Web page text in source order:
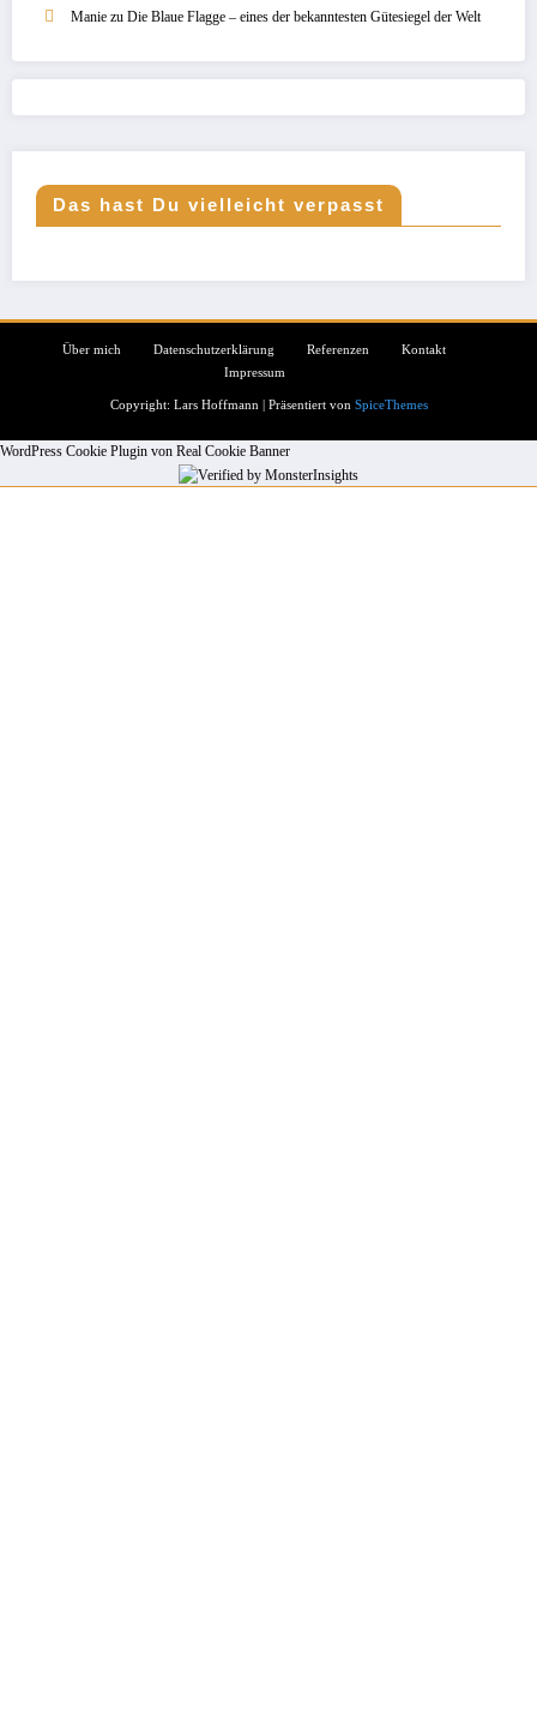
Manie zu Die Blaue Flagge – eines der bekanntesten Gütesiegel der Welt
Das hast Du vielleicht verpasst
Über mich Datenschutzerklärung Referenzen
Kontakt
Impressum
Copyright: Lars Hoffmann | Präsentiert von SpiceThemes
WordPress Cookie Plugin von Real Cookie Banner